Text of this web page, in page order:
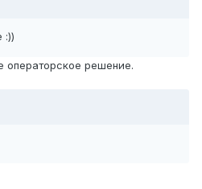
:))
операторское решение.